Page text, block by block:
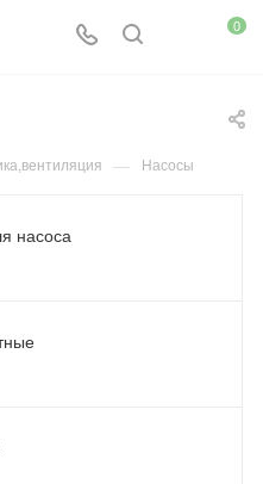
0
— Насосы
насоса